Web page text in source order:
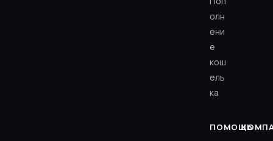
олн
ени
е
кош
ель
ка
ПОМОЩЬ